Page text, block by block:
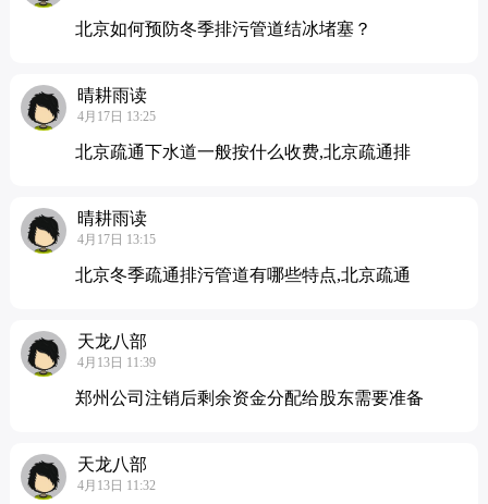
北京如何预防冬季排污管道结冰堵塞？
晴耕雨读
4月17日 13:25
北京疏通下水道一般按什么收费,北京疏通排
晴耕雨读
4月17日 13:15
北京冬季疏通排污管道有哪些特点,北京疏通
天龙八部
4月13日 11:39
郑州公司注销后剩余资金分配给股东需要准备
天龙八部
4月13日 11:32